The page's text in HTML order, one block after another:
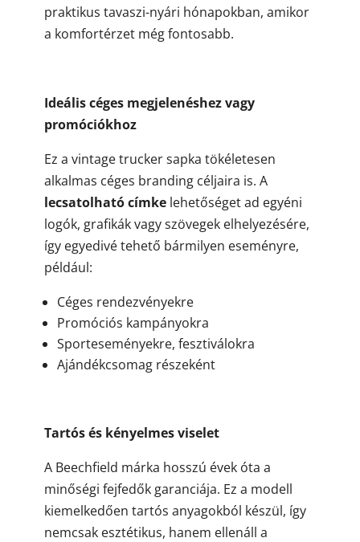
praktikus tavaszi-nyári hónapokban, amikor
a komfortérzet még fontosabb.
Ideális céges megjelenéshez vagy
promóciókhoz
Ez a vintage trucker sapka tökéletesen
alkalmas céges branding céljaira is. A
lecsatolható címkelehetőséget ad egyéni
logók, grafikák vagy szövegek elhelyezésére,
így egyedivé tehető bármilyen eseményre,
például:
Céges rendezvényekre
Promóciós kampányokra
Sporteseményekre, fesztiválokra
Ajándékcsomag részeként
Tartós és kényelmes viselet
A Beechfield márka hosszú évek óta a
minőségi fejfedők garanciája. Ez a modell
kiemelkedően tartós anyagokból készül, így
nemcsak esztétikus, hanem ellenáll a